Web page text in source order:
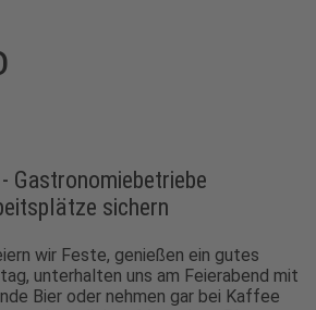
Gastronomiebetriebe
sichern
wir Feste, genießen ein gutes
unterhalten uns am Feierabend mit
Bier oder nehmen gar bei Kaffee